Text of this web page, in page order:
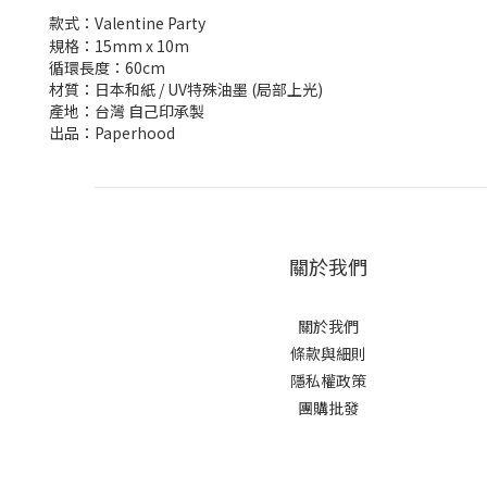
款式：Valentine Party
規格：15mm x 10m
循環長度：60cm
材質：日本和紙 / UV特殊油墨 (局部上光)
產地：台灣 自己印承製
出品：Paperhood
關於我們
關於我們
條款與細則
隱私權政策
團購批發